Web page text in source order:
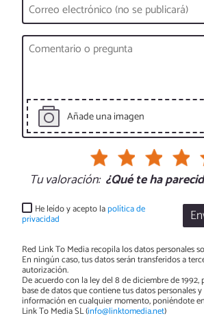
Añade una imagen
Tu valoración: ¿Qué te ha
He leído y acepto lapolítica de
privacidad
Red Link To Media recopila los datos personales
En ningún caso, tus datos serán transferidos a
autorización.
De acuerdo con la ley del 8 de diciembre de 1992,
base de datos que contiene tus datos personales
información en cualquier momento, poniéndote
Link To Media SL (info@linktomedia.net)